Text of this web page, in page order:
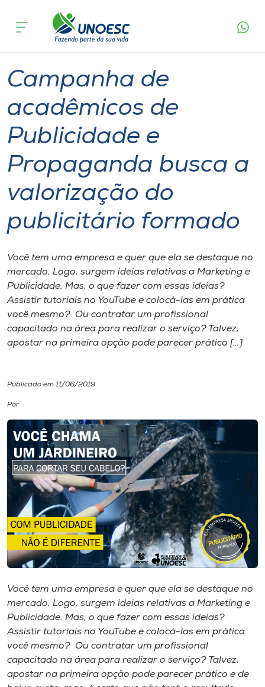
Cursos
Atendimento ao Estudante
Portal de Ensino
Unoesc
Internacionalização
I.nova
Diplomados
Biblioteca
Editora
Rádio
Museu
Unoesc
Store
Selecione
acontece
formado
Campanha de
acadêmicos de
Publicidade e
Propaganda busca a
valorização do
publicitário formado
Você tem uma empresa e quer que ela se destaque no
mercado. Logo, surgem ideias relativas a Marketing e
Publicidade. Mas, o que fazer com essas ideias?
Assistir tutoriais no YouTube e colocá-las em prática
você mesmo? Ou contratar um profissional
capacitado na área para realizar o serviço? Talvez,
apostar na primeira opção pode parecer prático […]
Publicado em 11/06/2019
Por
Você tem uma empresa e quer que ela se destaque no
mercado. Logo, surgem ideias relativas a Marketing e
Publicidade. Mas, o que fazer com essas ideias?
Assistir tutoriais no YouTube e colocá-las em prática
você mesmo? Ou contratar um profissional
capacitado na área para realizar o serviço? Talvez,
apostar na primeira opção pode parecer prático e de